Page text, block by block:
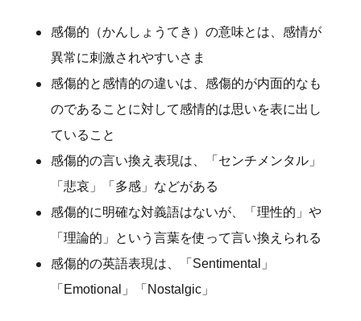
感傷的（かんしょうてき）の意味とは、感情が
異常に刺激されやすいさま
感傷的と感情的の違いは、感傷的が内面的なも
のであることに対して感情的は思いを表に出し
ていること
感傷的の言い換え表現は、「センチメンタル」
「悲哀」「多感」などがある
感傷的に明確な対義語はないが、「理性的」や
「理論的」という言葉を使って言い換えられる
感傷的の英語表現は、「Sentimental」
「Emotional」「Nostalgic」